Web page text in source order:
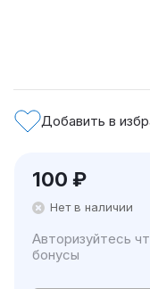
Добавить в
100 ₽
Нет в наличии
Авторизуйтесь
бонусы